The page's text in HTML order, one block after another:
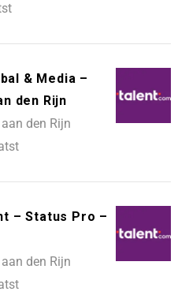
& Media –
den Rijn
den Rijn
– Status Pro –
den Rijn